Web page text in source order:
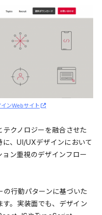
ンWebサイト
クノロジーを融合させた
、UI/UXデザインにおいて
ン重視のデザインフロー
の行動パターンに基づいた
。実装面でも、デザイン